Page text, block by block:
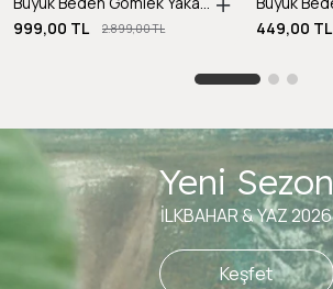
999,00 TL
2.899,00 TL
449,00 TL
Yeni Sezon
İLKBAHAR & YAZ 2026
Keşfet